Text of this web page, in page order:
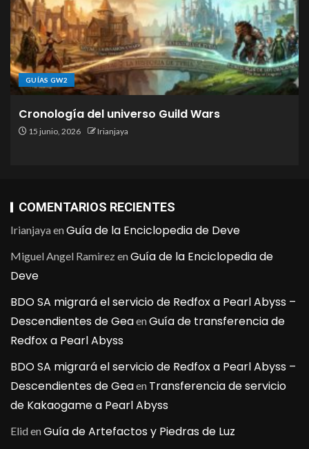
GUÍAS GW2
Cronología del universo Guild Wars
15 junio, 2026 Irianjaya
COMENTARIOS RECIENTES
IrianjayaenGuía de la Enciclopedia de Deve
Miguel Angel RamirezenGuía de la Enciclopedia de
Deve
BDO SA migrará el servicio de Redfox a Pearl Abyss –
Descendientes de GeaenGuía de transferencia de
Redfox a Pearl Abyss
BDO SA migrará el servicio de Redfox a Pearl Abyss –
Descendientes de Geaen Transferencia de servicio
de Kakaogame a Pearl Abyss
ElidenGuía de Artefactos y Piedras de Luz